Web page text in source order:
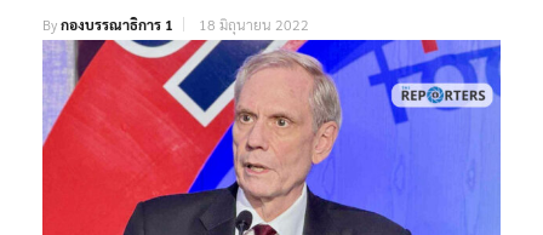
Byกองบรรณาธิการ 1 18 มิถุนายน 2022